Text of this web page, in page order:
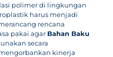
polimer di lingkungan
harus menjadi
rencana
pakai agar Bahan Baku
secara
kinerja